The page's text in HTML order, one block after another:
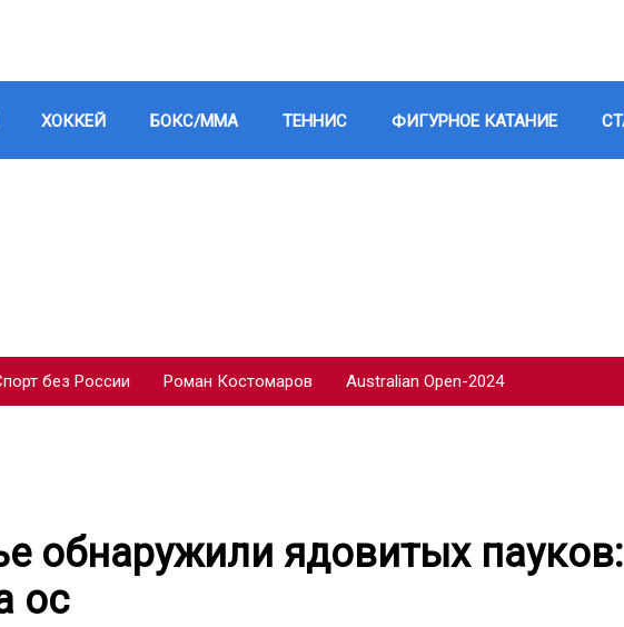
ХОККЕЙ БОКС/ММА ТЕННИС ФИГУРНОЕ КАТАНИЕ
без России Роман Костомаров Australian Open-2024
обнаружили ядовитых пауков:
ос